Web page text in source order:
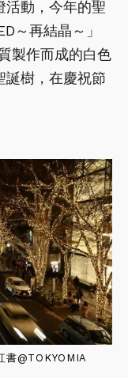
活動，今年的聖
～再結晶～」
製作而成的白色
誕樹，在慶祝節
書@TOKYOMIA